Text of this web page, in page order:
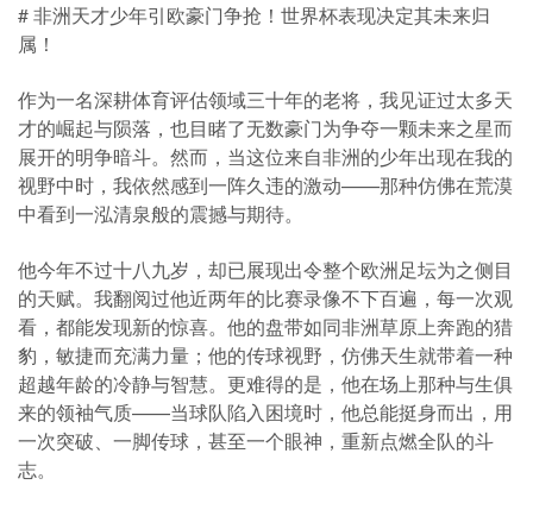
# 非洲天才少年引欧豪门争抢！世界杯表现决定其未来归
属！
作为一名深耕体育评估领域三十年的老将，我见证过太多天
才的崛起与陨落，也目睹了无数豪门为争夺一颗未来之星而
展开的明争暗斗。然而，当这位来自非洲的少年出现在我的
视野中时，我依然感到一阵久违的激动——那种仿佛在荒漠
中看到一泓清泉般的震撼与期待。
他今年不过十八九岁，却已展现出令整个欧洲足坛为之侧目
的天赋。我翻阅过他近两年的比赛录像不下百遍，每一次观
看，都能发现新的惊喜。他的盘带如同非洲草原上奔跑的猎
豹，敏捷而充满力量；他的传球视野，仿佛天生就带着一种
超越年龄的冷静与智慧。更难得的是，他在场上那种与生俱
来的领袖气质——当球队陷入困境时，他总能挺身而出，用
一次突破、一脚传球，甚至一个眼神，重新点燃全队的斗
志。